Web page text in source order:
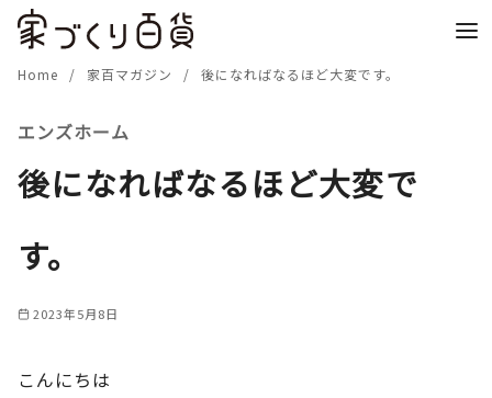
Home 家百マガジン 後になればなるほど大変です。
エンズホーム
後になればなるほど大変で
す。
2023年5月8日
こんにちは